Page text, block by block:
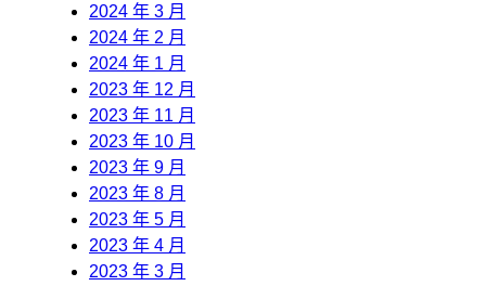
2024 年 3 月
2024 年 2 月
2024 年 1 月
2023 年 12 月
2023 年 11 月
2023 年 10 月
2023 年 9 月
2023 年 8 月
2023 年 5 月
2023 年 4 月
2023 年 3 月